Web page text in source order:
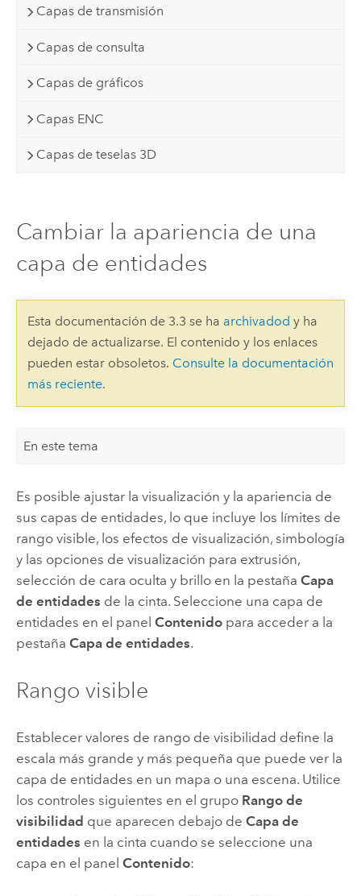
Capas de transmisión
Capas de consulta
Capas de gráficos
Capas ENC
Capas de teselas 3D
Cambiar la apariencia de una
capa de entidades
Esta documentación de 3.3 se ha archivadod y ha
dejado de actualizarse. El contenido y los enlaces
pueden estar obsoletos. Consulte la documentación
más reciente.
En este tema
Es posible ajustar la visualización y la apariencia de
sus capas de entidades, lo que incluye los límites de
rango visible, los efectos de visualización, simbología
y las opciones de visualización para extrusión,
selección de cara oculta y brillo en la pestaña Capa
de entidades de la cinta. Seleccione una capa de
entidades en el panel Contenidopara acceder a la
pestaña Capa de entidades.
Rango visible
Establecer valores de rango de visibilidad define la
escala más grande y más pequeña que puede ver la
capa de entidades en un mapa o una escena. Utilice
los controles siguientes en el grupo Rango de
visibilidad que aparecen debajo de Capa de
entidades en la cinta cuando se seleccione una
capa en el panel Contenido: